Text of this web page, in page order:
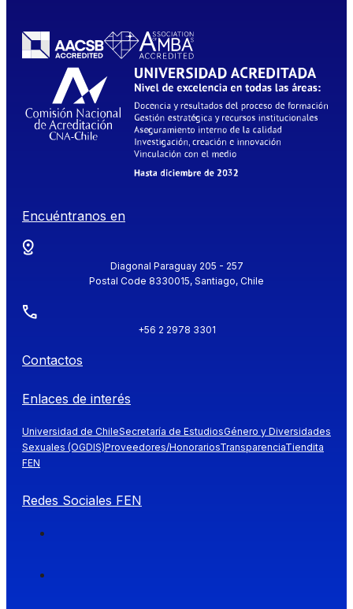
Encuéntranos en
Diagonal Paraguay 205 - 257
Postal Code 8330015, Santiago, Chile
+56 2 2978 3301
Contactos
Enlaces de interés
Universidad de ChileSecretaría de EstudiosGénero y Diversidades
Sexuales (OGDIS)Proveedores/HonorariosTransparenciaTiendita
FEN
Redes Sociales FEN